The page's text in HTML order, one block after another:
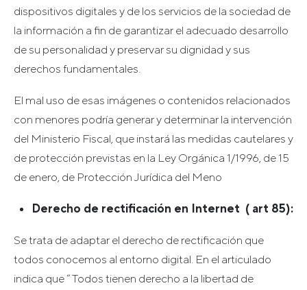
dispositivos digitales y de los servicios de la sociedad de
la información a fin de garantizar el adecuado desarrollo
de su personalidad y preservar su dignidad y sus
derechos fundamentales.
El mal uso de esas imágenes o contenidos relacionados
con menores podría generar y determinar la intervención
del Ministerio Fiscal, que instará las medidas cautelares y
de protección previstas en la Ley Orgánica 1/1996, de 15
de enero, de Protección Jurídica del Meno
Derecho de rectificación en Internet ( art 85):
Se trata de adaptar el derecho de rectificación que
todos conocemos al entorno digital. En el articulado
indica que “ Todos tienen derecho a la libertad de